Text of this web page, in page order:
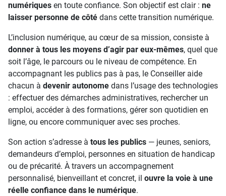
numériques en toute confiance. Son objectif est clair : ne
laisser personne de côté dans cette transition numérique.
L’inclusion numérique, au cœur de sa mission, consiste à
donner à tous les moyens d’agir par eux-mêmes, quel que
soit l’âge, le parcours ou le niveau de compétence. En
accompagnant les publics pas à pas, le Conseiller aide
chacun à devenir autonome dans l’usage des technologies
: effectuer des démarches administratives, rechercher un
emploi, accéder à des formations, gérer son quotidien en
ligne, ou encore communiquer avec ses proches.
Son action s’adresse à tous les publics — jeunes, seniors,
demandeurs d’emploi, personnes en situation de handicap
ou de précarité. À travers un accompagnement
personnalisé, bienveillant et concret, il ouvre la voie à une
réelle confiance dans le numérique.